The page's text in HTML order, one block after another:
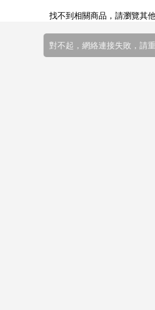
找不到相關商品，請瀏覽其他
對不起，網絡連接失敗，請